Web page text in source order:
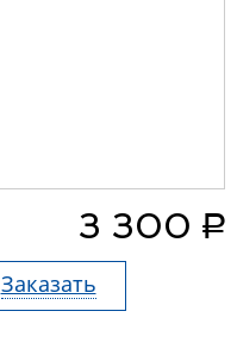
3 300 руб.
Заказать